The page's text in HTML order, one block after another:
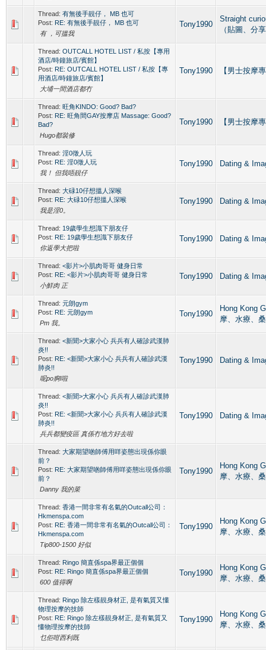
Thread: 有無後手靚仔， MB 也可
Post: RE: 有無後手靚仔， MB 也可
有 ，可搵我
Tony1990
Straight
（貼圖、分
Thread: OUTCALL HOTEL LIST / 私按【專用
酒店/時鐘旅店/賓館】
Post: RE: OUTCALL HOTEL LIST / 私按【專
用酒店/時鐘旅店/賓館】
大埔一間酒店都冇
Tony1990 【男士按摩
Thread: 旺角KINDO: Good? Bad?
Post: RE: 旺角間GAY按摩店 Massage: Good?
Bad?
Hugo都裝修
Tony1990 【男士按摩
Thread: 淫0徵人玩
Post: RE: 淫0徵人玩
我！ 但我唔靚仔
Tony1990 Dating &
Thread: 大碌10仔想搵人深喉
Post: RE: 大碌10仔想搵人深喉
我是淫0。
Tony1990 Dating &
Thread: 19歲學生想識下朋友仔
Post: RE: 19歲學生想識下朋友仔
你返學大把啦
Tony1990 Dating &
Thread: <影片>小肌肉哥哥 健身日常
Post: RE: <影片>小肌肉哥哥 健身日常
小鮮肉 正
Tony1990 Dating &
Thread: 元朗gym
Post: RE: 元朗gym
Pm 我。
Tony1990
Hong Kong
摩、水療、
Thread: <新聞>大家小心 兵兵有人確診武漢肺
炎!!
Post: RE: <新聞>大家小心 兵兵有人確診武漢
肺炎!!
呢po痾l啦
Tony1990 Dating &
Thread: <新聞>大家小心 兵兵有人確診武漢肺
炎!!
Post: RE: <新聞>大家小心 兵兵有人確診武漢
肺炎!!
兵兵都變疫區 真係冇地方好去啦
Tony1990 Dating &
Thread: 大家期望啲師傅用咩姿態出現係你眼
前？
Post: RE: 大家期望啲師傅用咩姿態出現係你眼
前？
Danny 我的菜
Tony1990
Hong Kong
摩、水療、
Thread: 香港一間非常有名氣的Outcall公司：
Hkmenspa.com
Post: RE: 香港一間非常有名氣的Outcall公司：
Hkmenspa.com
Tip800-1500 好似
Tony1990
Hong Kong
摩、水療、
Thread: Ringo 簡直係spa界最正個個
Post: RE: Ringo 簡直係spa界最正個個
600 值得啊
Tony1990
Hong Kong
摩、水療、
Thread: Ringo 除左樣靚身材正, 是有氣質又懂
物理按摩的技師
Post: RE: Ringo 除左樣靚身材正, 是有氣質又
懂物理按摩的技師
乜佢咁西利既
Tony1990
Hong Kong
摩、水療、